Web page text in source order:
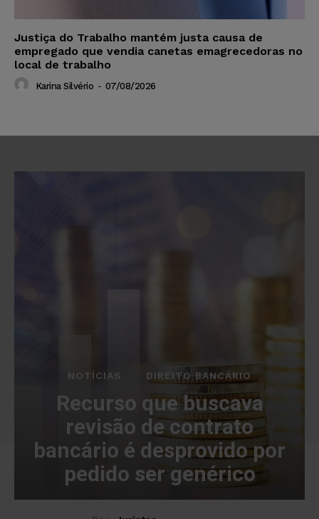
Justiça do Trabalho mantém justa causa de
empregado que vendia canetas emagrecedoras no
local de trabalho
Karina Silvério - 07/08/2026